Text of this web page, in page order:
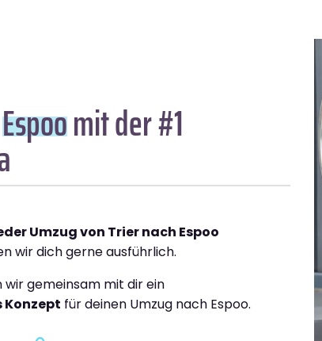
Espoomit der #1
Umzug von Trier nach Espoo
wir dich gerne ausführlich.
wir gemeinsam mit dir ein
für deinen Umzug nach Espoo.